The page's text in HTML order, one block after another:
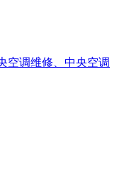
空调维修、中央空调